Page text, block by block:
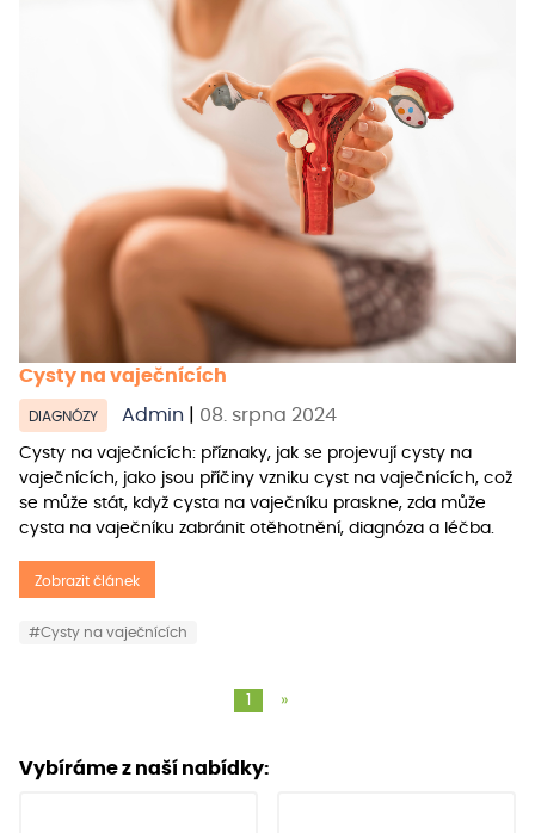
Cysty na vaječnících
DIAGNÓZY Admin 08. srpna 2024
Cysty na vaječnících: příznaky, jak se projevují cysty na
vaječnících, jako jsou příčiny vzniku cyst na vaječnících, což
se může stát, když cysta na vaječníku praskne, zda může
cysta na vaječníku zabránit otěhotnění, diagnóza a léčba.
Zobrazit článek
#Cysty na vaječnících
»
Vybíráme z naší nabídky: